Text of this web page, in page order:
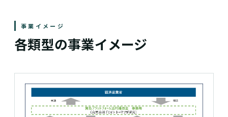
事業イメージ
各類型の事業イメージ